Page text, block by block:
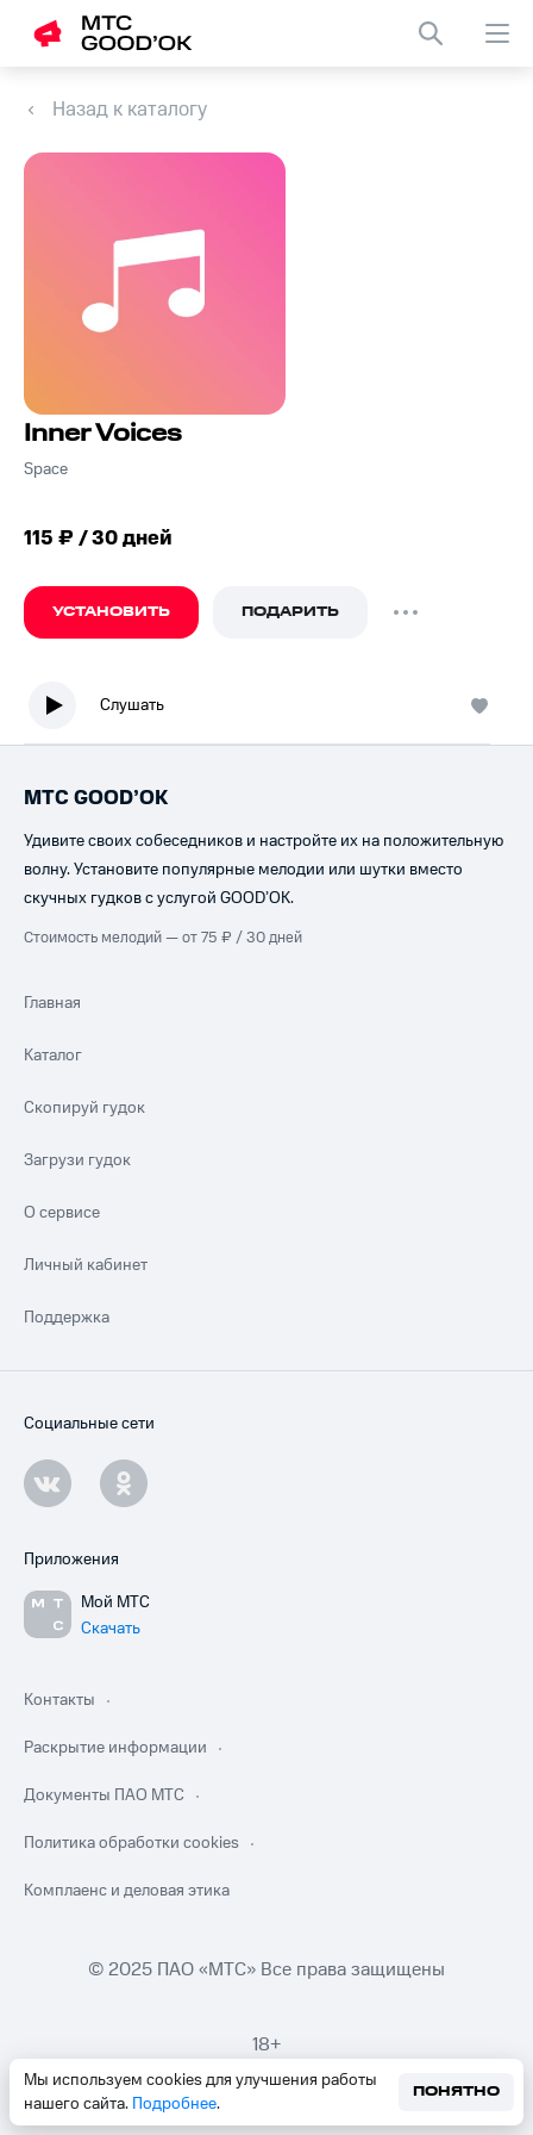
Назад к каталогу
Inner Voices
Space
115 ₽ / 30 дней
УСТАНОВИТЬ ПОДАРИТЬ
Слушать
Мы используем cookies для улучшения работы
нашего сайта. Подробнее.
ПОНЯТНО
МТС GOOD’OK
Удивите своих собеседников и настройте их на положительную
волну. Установите популярные мелодии или шутки вместо
скучных гудков с услугой GOOD’OK.
Стоимость мелодий — от 75 ₽ / 30 дней
Главная
Каталог
Скопируй гудок
Загрузи гудок
О сервисе
Личный кабинет
Поддержка
Социальные сети
Приложения
Мой МТС
Скачать
Контакты
Раскрытие информации
Документы ПАО МТС
Политика обработки cookies
Комплаенс и деловая этика
© 2025 ПАО «МТС» Все права защищены
18+